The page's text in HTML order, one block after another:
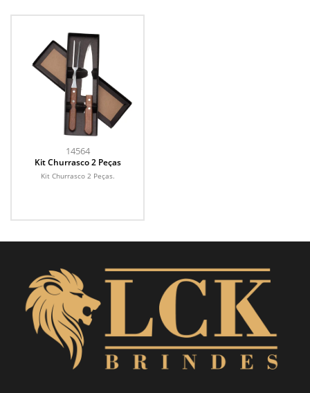
14564
Kit Churrasco 2 Peças
Kit Churrasco 2 Peças.